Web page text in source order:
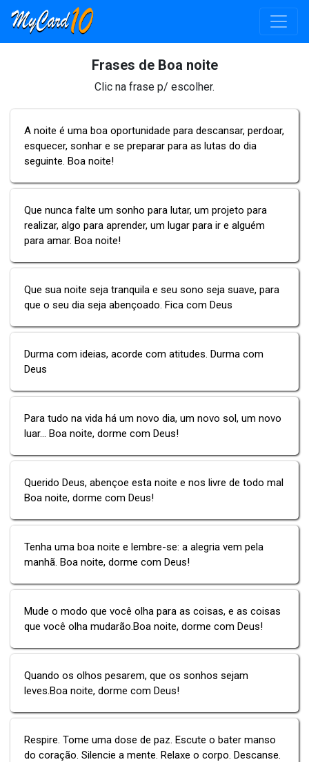
Frases de Boa noite
Clic na frase p/ escolher.
A noite é uma boa oportunidade para descansar, perdoar,
esquecer, sonhar e se preparar para as lutas do dia
seguinte. Boa noite!
Que nunca falte um sonho para lutar, um projeto para
realizar, algo para aprender, um lugar para ir e alguém
para amar. Boa noite!
Que sua noite seja tranquila e seu sono seja suave, para
que o seu dia seja abençoado. Fica com Deus
Durma com ideias, acorde com atitudes. Durma com
Deus
Para tudo na vida há um novo dia, um novo sol, um novo
luar... Boa noite, dorme com Deus!
Querido Deus, abençoe esta noite e nos livre de todo mal
Boa noite, dorme com Deus!
Tenha uma boa noite e lembre-se: a alegria vem pela
manhã. Boa noite, dorme com Deus!
Mude o modo que você olha para as coisas, e as coisas
que você olha mudarão.Boa noite, dorme com Deus!
Quando os olhos pesarem, que os sonhos sejam
leves.Boa noite, dorme com Deus!
Respire. Tome uma dose de paz. Escute o bater manso
do coração. Silencie a mente. Relaxe o corpo. Descanse.